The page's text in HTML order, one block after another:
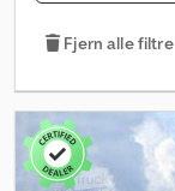
Fjern alle filtre